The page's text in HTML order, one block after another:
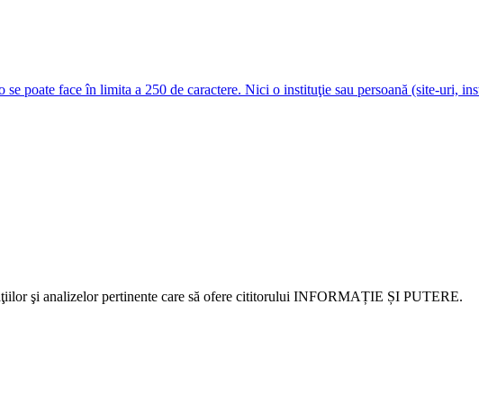
poate face în limita a 250 de caractere. Nici o instituţie sau persoană (site-uri,
şi analizelor pertinente care să ofere cititorului INFORMAȚIE ȘI PUTERE.